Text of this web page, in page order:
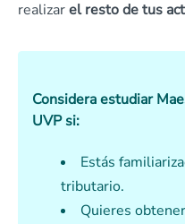
realizarel resto de tus
Considera estudiar
UVP si:
Estás
tributario.
Quieres